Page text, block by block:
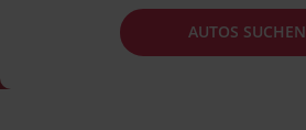
AUTOS SUCHEN